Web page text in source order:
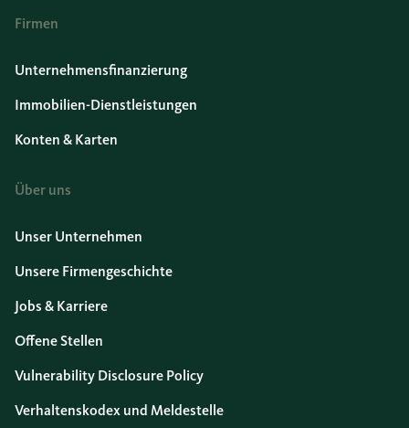
Firmen
Unternehmensfinanzierung
Immobilien-Dienstleistungen
Konten & Karten
Über uns
Unser Unternehmen
Unsere Firmengeschichte
Jobs & Karriere
Offene Stellen
Vulnerability Disclosure Policy
Verhaltenskodex und Meldestelle